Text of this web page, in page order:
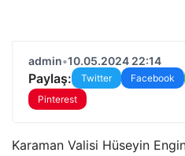
admin•10.05.2024 22:14
Paylaş: Twitter Facebook
Pinterest
Karaman Valisi Hüseyin